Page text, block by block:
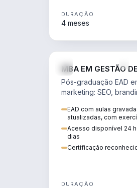
DURAÇÃO
4 meses
MBA EM GESTÃO
Pós-graduação EAD
marketing: SEO,
decisões orientadas
EAD com aulas
atualizadas, com
Acesso disponível 24
dias
Certificação
DURAÇÃO